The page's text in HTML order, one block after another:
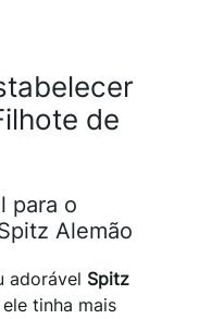
de
para o
Alemão
adorável Spitz
tinha mais